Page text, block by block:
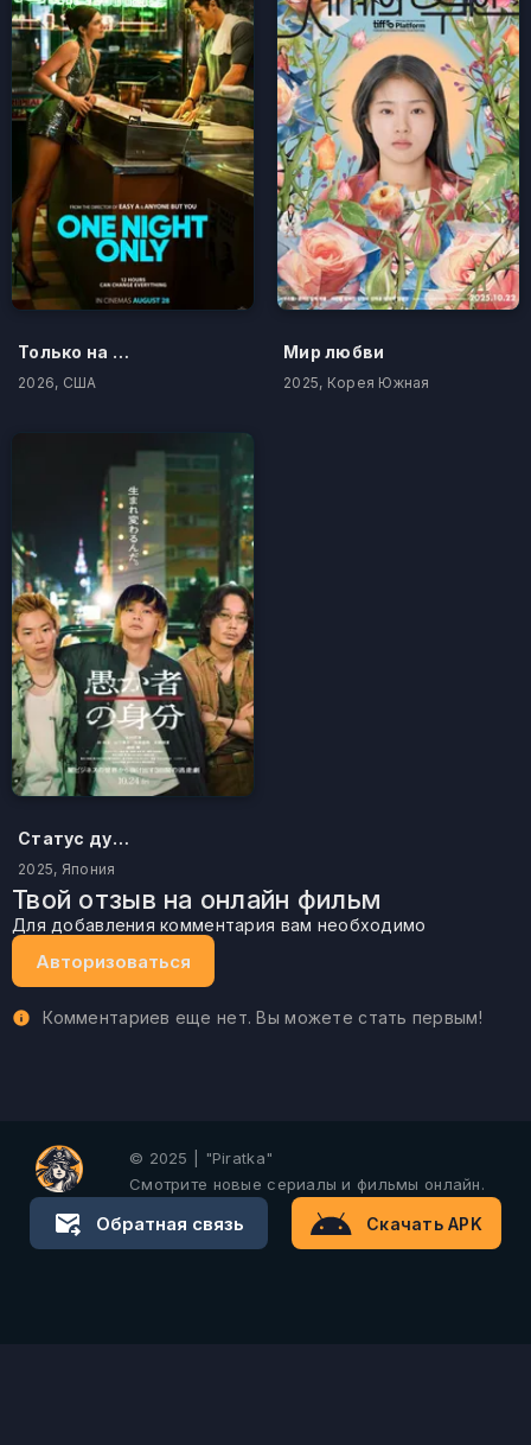
Только на одну ночь
2026, США
Мир любви
2025, Корея Южная
Статус дурака
2025, Япония
Твой отзыв на онлайн фильм
Для добавления комментария вам необходимо
Авторизоваться
Комментариев еще нет. Вы можете стать первым!
© 2025 | "Piratka"
Смотрите новые сериалы и фильмы онлайн.
Обратная связь Скачать APK